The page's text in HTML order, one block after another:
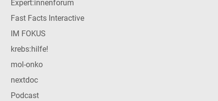
Expert:innenforum
Fast Facts Interactive
IM FOKUS
krebs:hilfe!
mol-onko
nextdoc
Podcast